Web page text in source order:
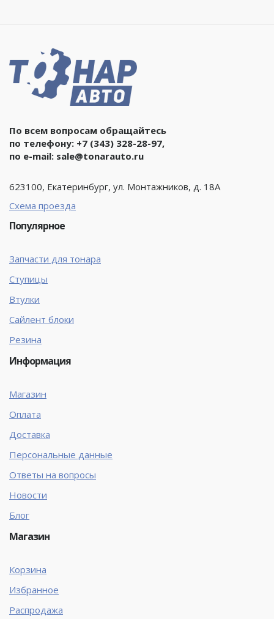
По всем вопросам обращайтесь
по телефону: +7 (343) 328-28-97,
по e-mail: sale@tonarauto.ru
623100, Екатеринбург, ул. Монтажников, д. 18А
Схема проезда
Популярное
Запчасти для тонара
Ступицы
Втулки
Сайлент блоки
Резина
Информация
Магазин
Оплата
Доставка
Персональные данные
Ответы на вопросы
Новости
Блог
Магазин
Корзина
Избранное
Распродажа